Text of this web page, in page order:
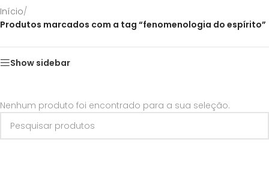
Início/
Produtos marcados com a tag “fenomenologia do espírito”
Show sidebar
Nenhum produto foi encontrado para a sua seleção.